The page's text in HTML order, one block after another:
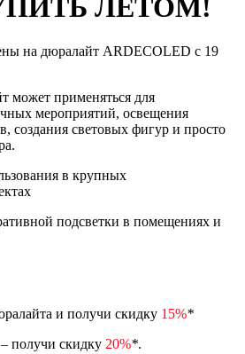
ЛЕТОМ!
на дюралайт ARDECOLED с 19
может применяться для
мероприятий, освещения
создания световых фигур и просто
в крупных
подсветки в помещениях и
и получи скидку 15%*
получи скидку 20%*.